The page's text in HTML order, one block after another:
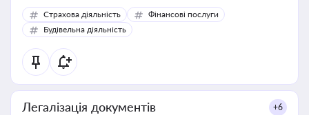
корисне для власника бізнесу, керівника, юриста або
бухгалтера під час оподаткування, приватизації, оренди
державного майна, корпоративних угод і перевірки
статусу суб'єктів оціночної діяльності
Страхова діяльність
Фінансові послуги
Будівельна діяльність
Легалізація документів +6